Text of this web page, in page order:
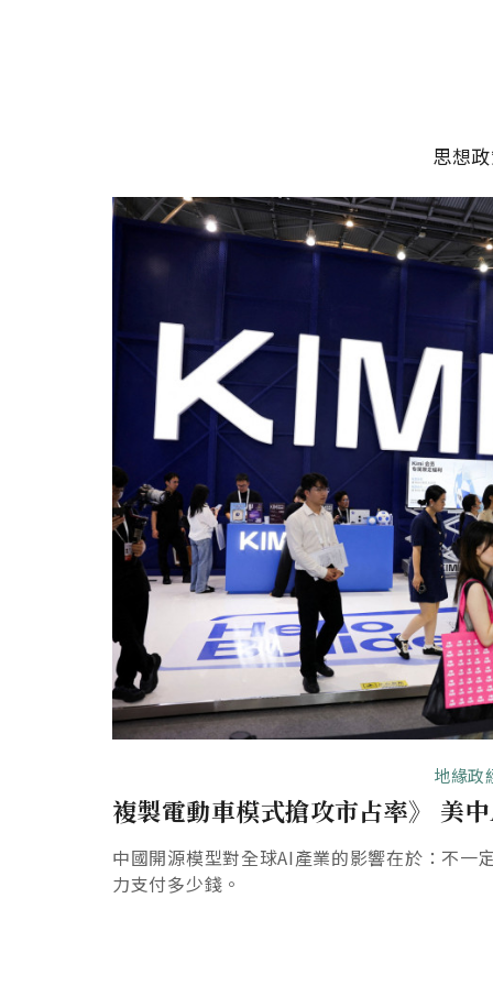
思想
地緣政
複製電動車模式搶攻市占率》 美
中國開源模型對全球AI產業的影響在於：不一
力支付多少錢。